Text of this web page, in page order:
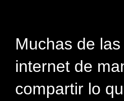
Muchas de
internet de
compartir lo